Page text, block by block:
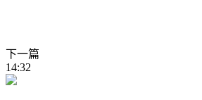
下一篇
14:32